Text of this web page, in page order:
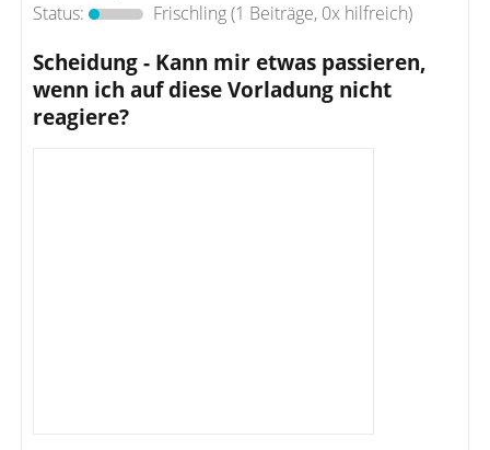
Status:
Frischling(1 Beiträge, 0x hilfreich)
Scheidung - Kann mir etwas passieren,
wenn ich auf diese Vorladung nicht
reagiere?